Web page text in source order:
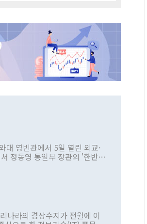
대 영빈관에서 5일 열린 외교·
정동영 통일부 장관의 '한반도
을 정책으로 추진하겠다고 공
비판을 내놨다. 그동안 정 장
여러 번 있지만 대통령과 유
명한 것은 이례적이다. 정 장
나라의 경상수지가 전월에 이